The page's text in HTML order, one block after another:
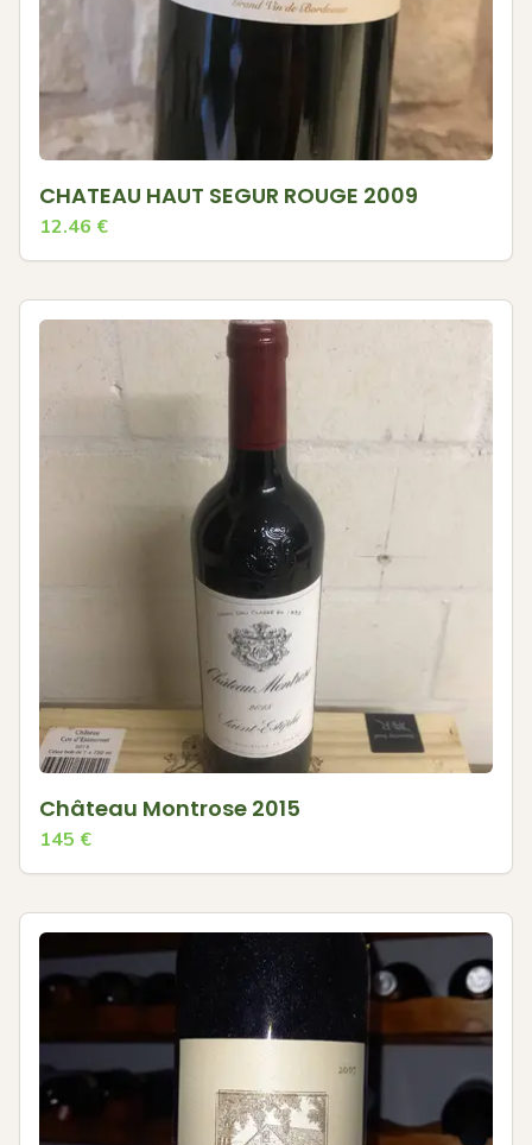
CHATEAU HAUT SEGUR ROUGE 2009
12.46 €
Château Montrose 2015
145 €